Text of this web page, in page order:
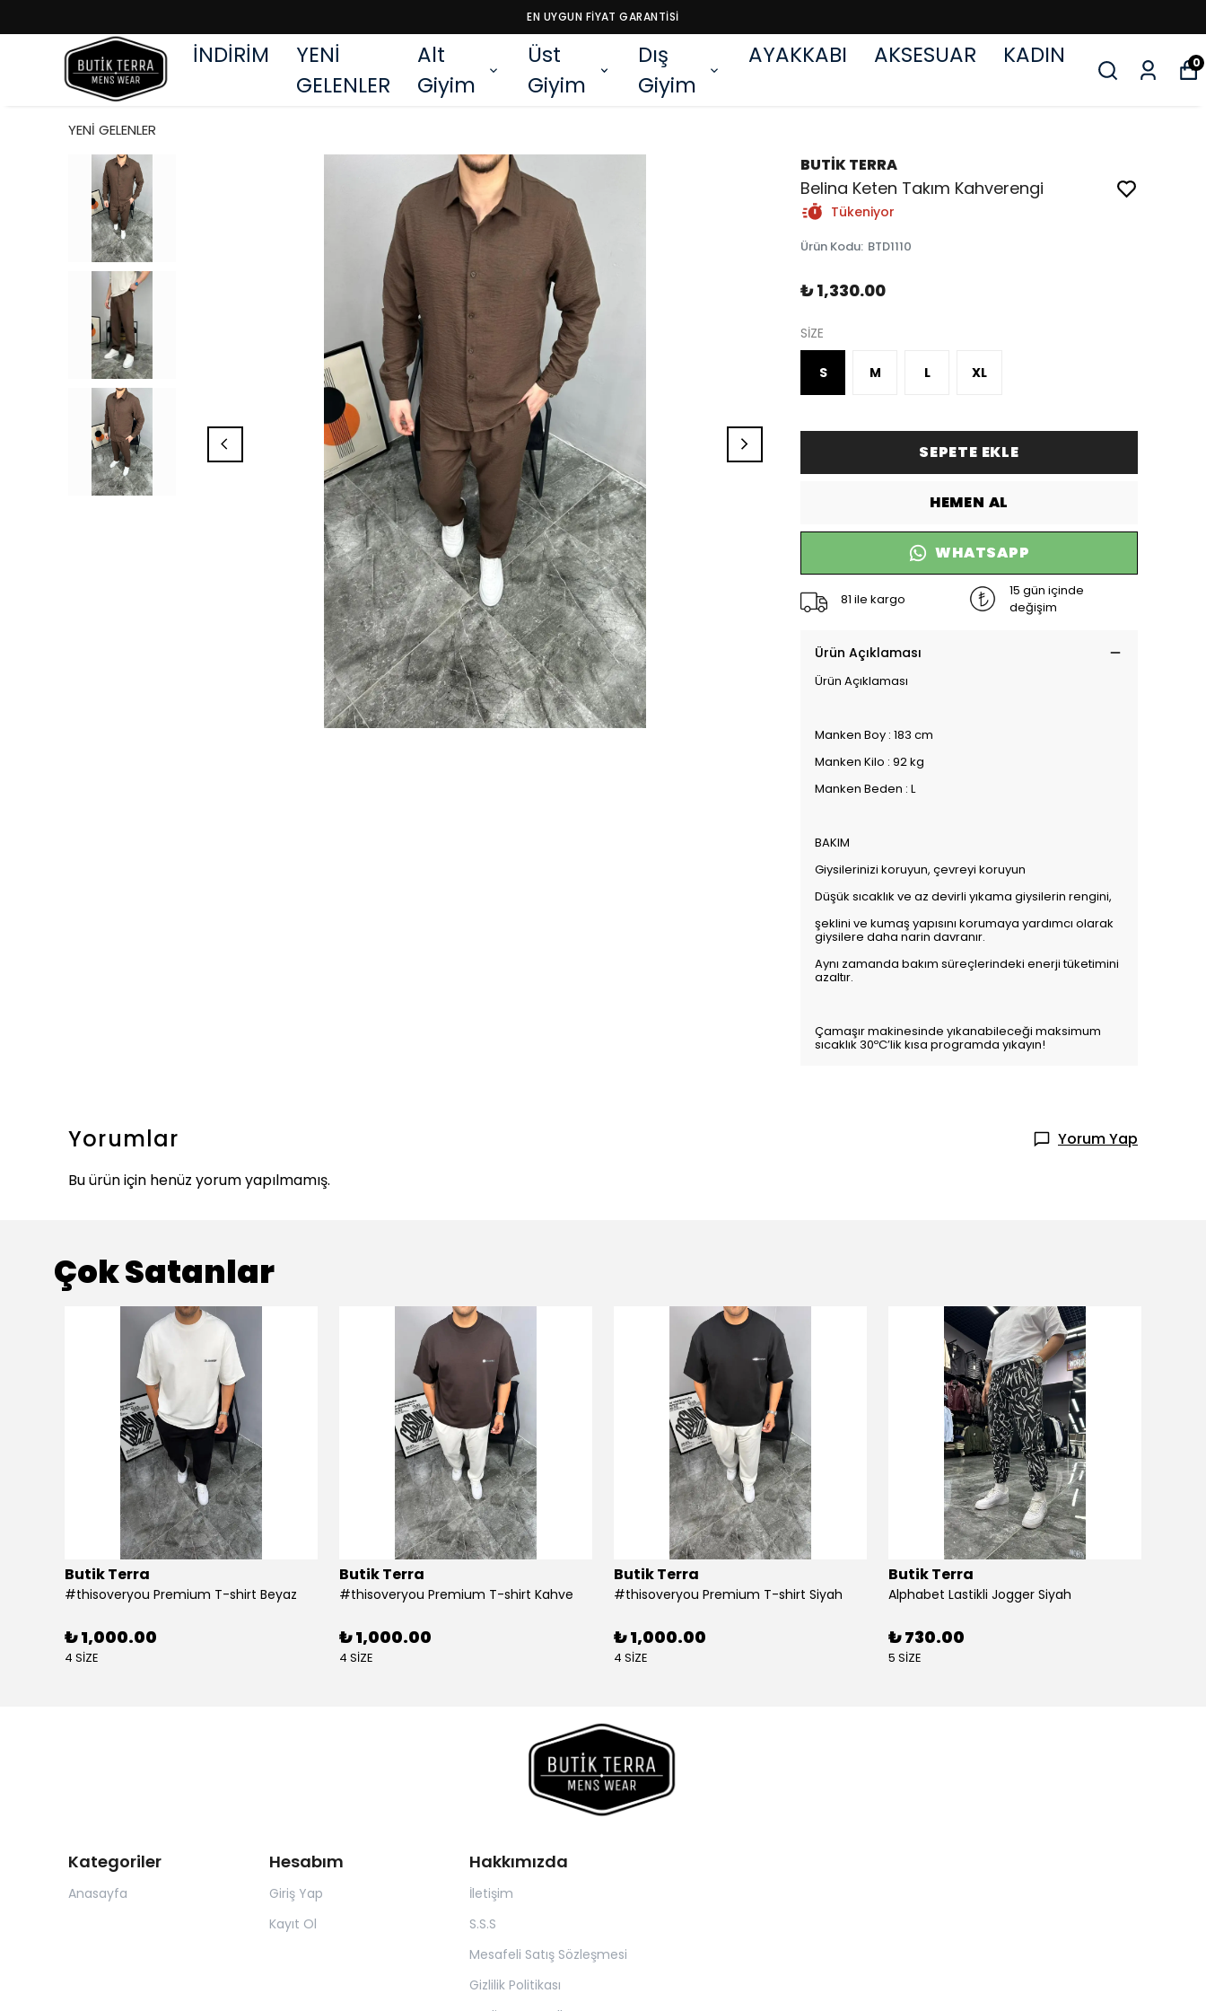
EN UYGUN FİYAT GARANTİSİ
İNDİRİM
YENİ
GELENLER
Alt
Giyim
Üst
Giyim
Dış
Giyim
AYAKKABI AKSESUAR KADIN 0
YENİ GELENLER
BUTİK TERRA
Belina Keten Takım Kahverengi
Tükeniyor
Ürün Kodu: BTD1110
₺ 1,330.00
SİZE
S M L XL
SEPETE EKLE
HEMEN AL
WHATSAPP
81 ile kargo
15 gün içinde
değişim
Ürün Açıklaması
Ürün Açıklaması
Manken Boy : 183 cm
Manken Kilo : 92 kg
Manken Beden : L
BAKIM
Giysilerinizi koruyun, çevreyi koruyun
Düşük sıcaklık ve az devirli yıkama giysilerin rengini,
şeklini ve kumaş yapısını korumaya yardımcı olarak
giysilere daha narin davranır.
Aynı zamanda bakım süreçlerindeki enerji tüketimini
azaltır.
Çamaşır makinesinde yıkanabileceği maksimum
sıcaklık 30ºC’lik kısa programda yıkayın!
Yorumlar
Yorum Yap
Bu ürün için henüz yorum yapılmamış.
Çok Satanlar
Butik Terra
#thisoveryou Premium T-shirt Beyaz
₺ 1,000.00
4 SİZE
Butik Terra
#thisoveryou Premium T-shirt Kahve
₺ 1,000.00
4 SİZE
Butik Terra
#thisoveryou Premium T-shirt Siyah
₺ 1,000.00
4 SİZE
Butik Terra
Alphabet Lastikli Jogger Siyah
₺ 730.00
5 SİZE
Kategoriler
Anasayfa
Hesabım
Giriş Yap
Kayıt Ol
Hakkımızda
İletişim
S.S.S
Mesafeli Satış Sözleşmesi
Gizlilik Politikası